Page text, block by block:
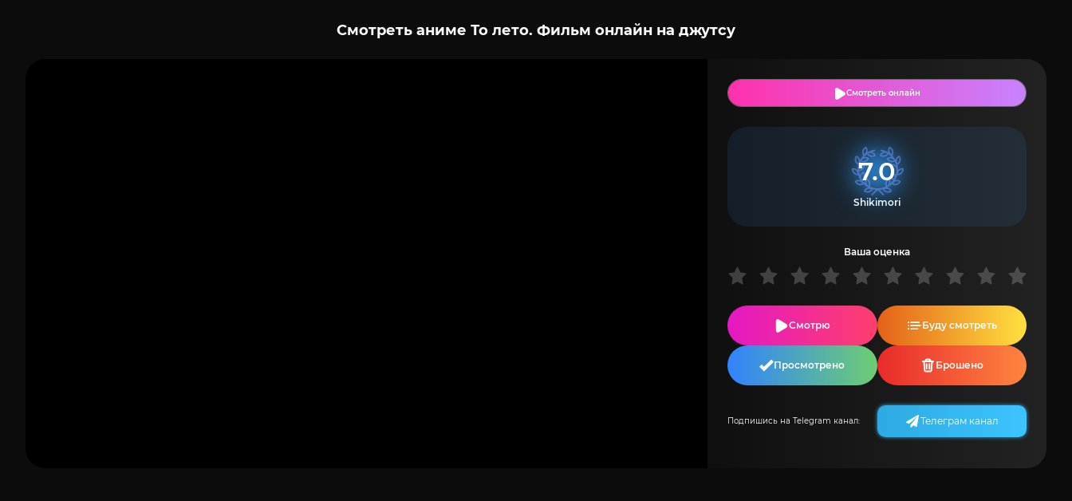
Смотреть аниме То лето. Фильм онлайн на джутсу
Смотреть онлайн
7.0
Shikimori
Ваша оценка
Смотрю Буду смотреть
Просмотрено Брошено
Подпишись на Telegram канал: Телеграм канал